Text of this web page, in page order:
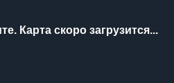
Карта скоро загрузится...